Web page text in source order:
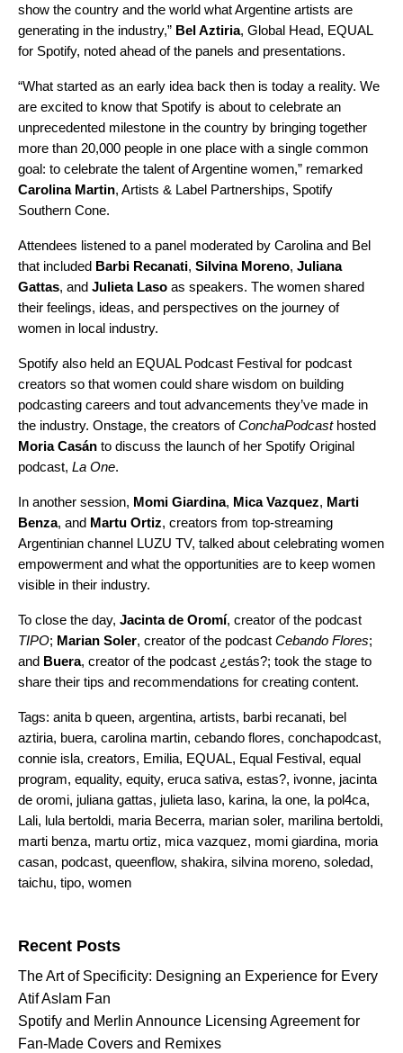
show the country and the world what Argentine artists are
generating in the industry,” Bel Aztiria, Global Head, EQUAL
for Spotify, noted ahead of the panels and presentations.
“What started as an early idea back then is today a reality. We
are excited to know that Spotify is about to celebrate an
unprecedented milestone in the country by bringing together
more than 20,000 people in one place with a single common
goal: to celebrate the talent of Argentine women,” remarked
Carolina Martin, Artists & Label Partnerships, Spotify
Southern Cone.
Attendees listened to a panel moderated by Carolina and Bel
that included Barbi Recanati, Silvina Moreno, Juliana
Gattas, and Julieta Laso as speakers. The women shared
their feelings, ideas, and perspectives on the journey of
women in local industry.
Spotify also held an EQUAL Podcast Festival for podcast
creators so that women could share wisdom on building
podcasting careers and tout advancements they’ve made in
the industry. Onstage, the creators ofConchaPodcasthosted
Moria Casán to discuss the launch of her Spotify Original
podcast, La One.
In another session, Momi Giardina, Mica Vazquez, Marti
Benza, and Martu Ortiz, creators from top-streaming
Argentinian channel LUZU TV, talked about celebrating women
empowerment and what the opportunities are to keep women
visible in their industry.
To close the day, Jacinta de Oromí, creator of the podcast
TIPO; Marian Soler, creator of the podcast Cebando Flores;
and Buera, creator of the podcast ¿estás?; took the stage to
share their tips and recommendations for creating content.
Tags: anita b queen, argentina, artists, barbi recanati, bel
aztiria, buera, carolina martin, cebando flores, conchapodcast,
connie isla, creators, Emilia, EQUAL, Equal Festival, equal
program, equality, equity, eruca sativa, estas?, ivonne, jacinta
de oromi, juliana gattas, julieta laso, karina, la one, la pol4ca,
Lali, lula bertoldi, maria Becerra, marian soler, marilina bertoldi,
marti benza, martu ortiz, mica vazquez, momi giardina, moria
casan, podcast, queenflow, shakira, silvina moreno, soledad,
taichu, tipo, women
Recent Posts
The Art of Specificity: Designing an Experience for Every
Atif Aslam Fan
Spotify and Merlin Announce Licensing Agreement for
Fan-Made Covers and Remixes